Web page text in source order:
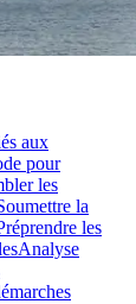
aux
pour
les
la
les
Analyse